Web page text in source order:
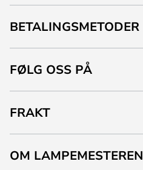
BETALINGSMETODER
FØLG OSS PÅ
FRAKT
OM LAMPEMESTEREN